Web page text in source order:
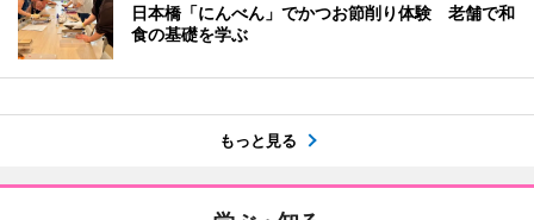
日本橋「にんべん」でかつお節削り体験 老舗で和
食の基礎を学ぶ
もっと見る